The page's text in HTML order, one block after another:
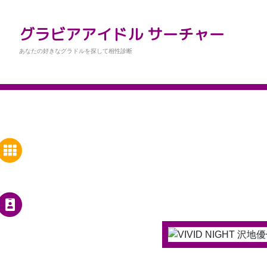
グラビアアイドル サーチャー
あなたの好きなグラドルを探して相性診断